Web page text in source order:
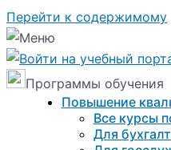
Перейти к содержимому
Программы обучения
Повышение
Все курсы
Для